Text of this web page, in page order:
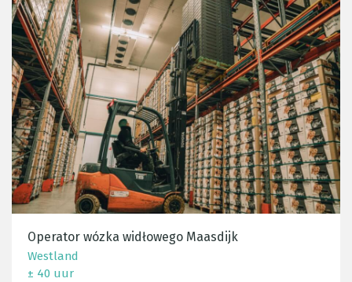
Operator wózka widłowego Maasdijk
Westland
± 40 uur